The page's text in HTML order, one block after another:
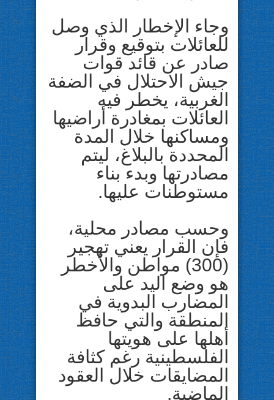
وجاء الإخطار الذي وصل
للعائلات بتوقيع وقرار
صادر عن قائد قوات
جيش الاحتلال في الضفة
الغربية، يخطر فيه
العائلات بمغادرة أراضيها
ومساكنها خلال المدة
المحددة بالبلاغ، ليتم
مصادرتها وبدء بناء
مستوطنات عليها.
وحسب مصادر محلية،
فإن القرار يعني تهجير
(300) مواطن والأخطر
هو وضع اليد على
المضارب البدوية في
المنطقة والتي حافظ
أهلها على هويتها
الفلسطينية رغم كثافة
المضايقات خلال العقود
الماضية.